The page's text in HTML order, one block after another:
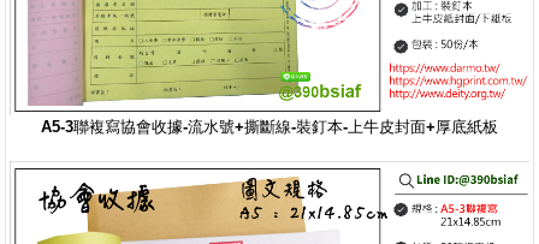
A5-3聯複寫協會收據-流水號+撕斷線-裝釘本-上牛皮封面+厚底紙板